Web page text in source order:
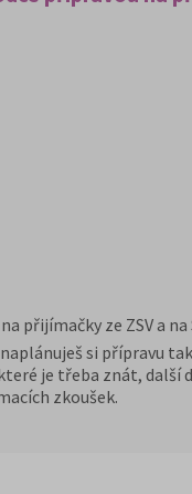
přijímačky ze ZSV a
si přípravu
je třeba znát,
zkoušek.